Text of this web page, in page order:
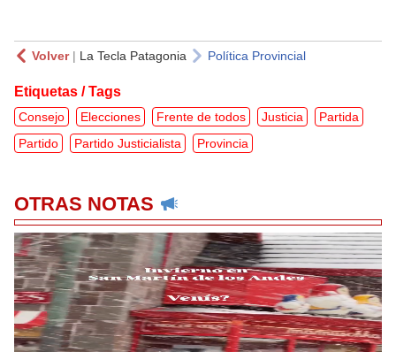
Volver| La Tecla Patagonia Política Provincial
Etiquetas / Tags
Consejo Elecciones Frente de todos Justicia
Partida
Partido
Partido Justicialista Provincia
OTRAS NOTAS